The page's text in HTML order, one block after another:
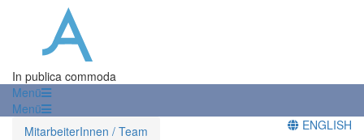
In publica commoda
Menü
Menü
MitarbeiterInnen / Team
ENGLISH